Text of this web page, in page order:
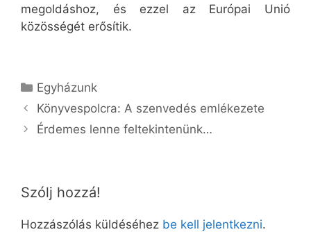
megoldáshoz, és ezzel az Európai Unió
közösségét erősítik.
Kategória
Egyházunk
Könyvespolcra: A szenvedés emlékezete
Érdemes lenne feltekintenünk…
Szólj hozzá!
Hozzászólás küldéséhez be kell jelentkezni.